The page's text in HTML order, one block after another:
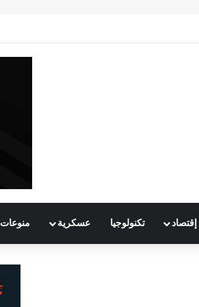
إقتصاد تكنولوجيا عسكرية منوعات